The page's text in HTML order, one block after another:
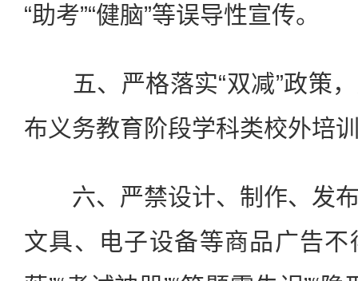
“助考”“健脑”等误导性宣传。
五、严格落实“双减”政策，
布义务教育阶段学科类校外培
六、严禁设计、制作、发布
文具、电子设备等商品广告不